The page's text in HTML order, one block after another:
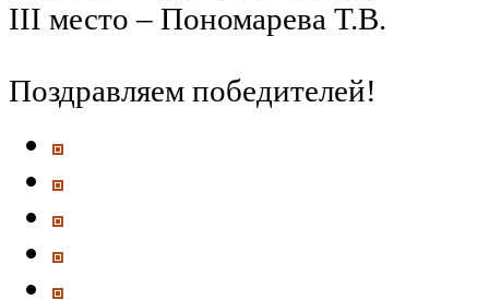
III место – Пономарева Т.В.
Поздравляем победителей!